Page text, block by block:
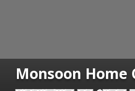
Monsoon Home